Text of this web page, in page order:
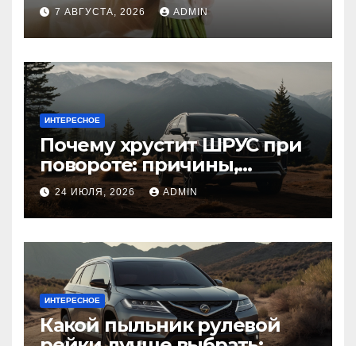
7 АВГУСТА, 2026 ADMIN
ИНТЕРЕСНОЕ
Почему хрустит ШРУС при
повороте: причины,
диагностика
24 ИЮЛЯ, 2026 ADMIN
ИНТЕРЕСНОЕ
Какой пыльник рулевой